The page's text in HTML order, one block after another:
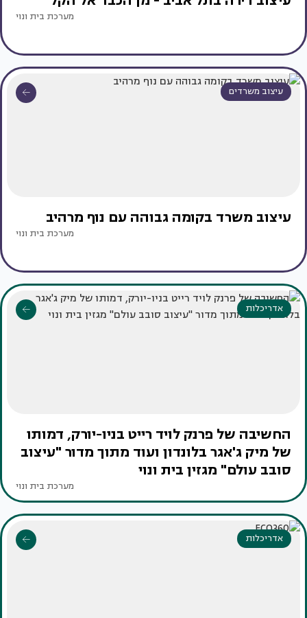
מערכת בית ונוי
עיצוב משרדים
עיצוב משרד בקומה גבוהה עם נוף מרהיב
מערכת בית ונוי
אדריכלות
החשיבה של פרנק לויד רייט בניו-יורק, דמותו
של מיק ג'אגר בלונדון ועוד מתוך מדור "עיצוב
סובב עולם" מגזין בית ונוי
מערכת בית ונוי
אדריכלות